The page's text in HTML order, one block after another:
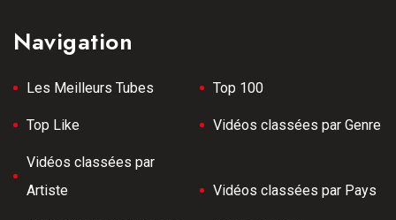
Navigation
Les Meilleurs Tubes Top 100
Top Like Vidéos classées par Genre
Vidéos classées par
Artiste
Vidéos classées par Pays